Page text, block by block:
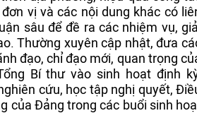
vị và các nội dung khác có
sâu để đề ra các nhiệm vụ,
Thường xuyên cập nhật, đưa
đạo, chỉ đạo mới, quan trọng
Bí thư vào sinh hoạt định
cứu, học tập nghị quyết,
của Đảng trong các buổi sinh